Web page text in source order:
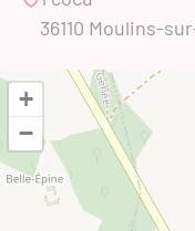
36110 Moulins-
+
−